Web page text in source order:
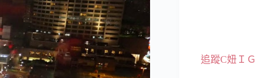
追蹤C妞ＩＧ